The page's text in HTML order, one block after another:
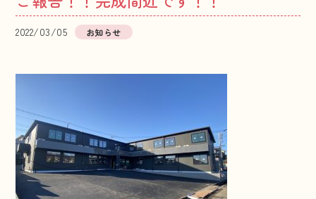
2022/03/05 お知らせ